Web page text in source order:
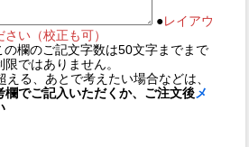
●レイアウ
い（校正も可）
欄のご記文字数は50文字までまで
ではありません。
える、あとで考えたい場合などは、
欄でご記入いただくか、ご注文後 メ